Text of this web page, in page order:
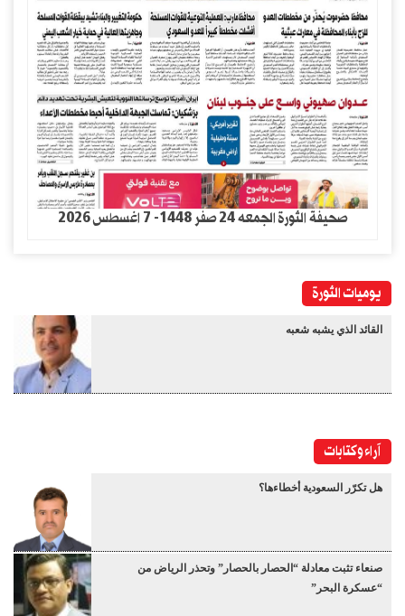
صحيفة الثورة الجمعه 24 صفر 1448- 7 اغسطس 2026
يوميات الثورة
القائد الذي يشبه شعبه
آراء وكتابات
هل تكرّر السعودية أخطاءها؟
صنعاء تثبت معادلة “الحصار بالحصار” وتحذر الرياض من
“عسكرة البحر”